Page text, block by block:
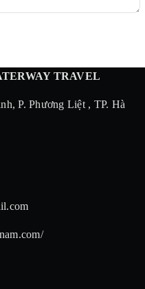
TRAVEL
P. Phương Liệt , TP. Hà